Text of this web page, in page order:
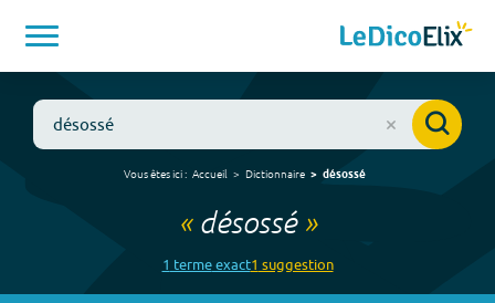
Vous êtes ici : Accueil Dictionnaire désossé
« désossé»
1 termeexact1 suggestion